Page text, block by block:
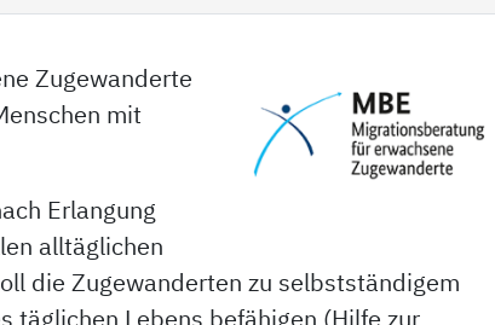
Zugewanderte
mit
Erlangung
alltäglichen
die Zugewanderten zu selbstständigem